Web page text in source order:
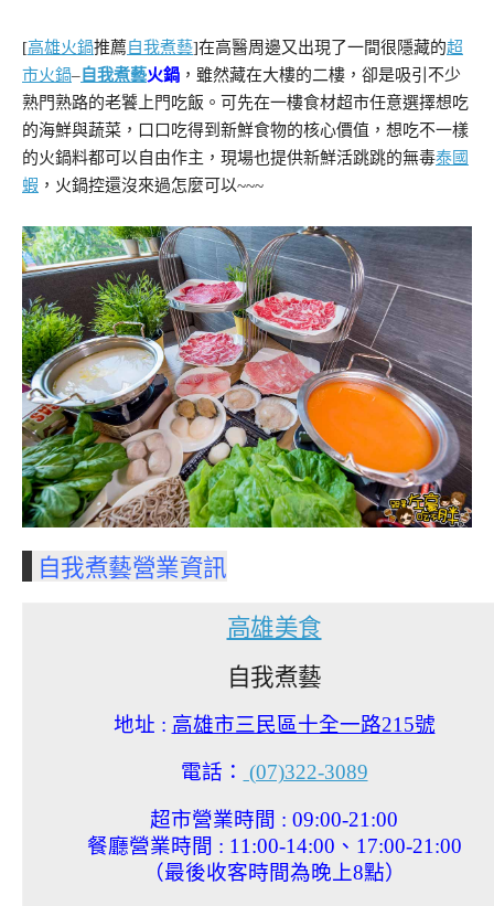
[高雄火鍋推薦 自我煮藝]在高醫周邊又出現了一間很隱藏的超
市火鍋– 自我煮藝火鍋 ，雖然藏在大樓的二樓，卻是吸引不少
熟門熟路的老饕上門吃飯。可先在一樓食材超市任意選擇想吃
的海鮮與蔬菜，口口吃得到新鮮食物的核心價值，想吃不一樣
的火鍋料都可以自由作主，現場也提供新鮮活跳跳的無毒泰國
蝦 ，火鍋控還沒來過怎麼可以~~~
自我煮藝營業資訊
高雄美食
自我煮藝
地址 : 高雄市三民區十全一路215號
電話： (07)322-3089
超市營業時間 : 09:00-21:00
餐廳營業時間 : 11:00-14:00、17:00-21:00
（最後收客時間為晚上8點）